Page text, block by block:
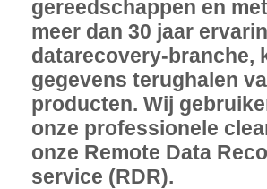
gereedschappen en
meer dan 30 jaar
datarecovery-branche,
gegevens terughalen
producten. Wij
onze professionele
onze Remote Data
service (RDR).